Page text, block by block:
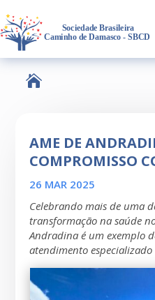

AME DE
COMPROMISSO
26 MAR 2025
Celebrando mais de uma
transformação na saúde
Andradina é um exemplo
atendimento